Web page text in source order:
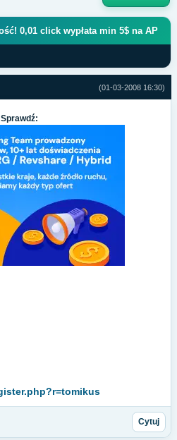
0,01 click wypłata min 5$ na AP
(01-03-2008 16:30)
Sprawdź:
Cytuj